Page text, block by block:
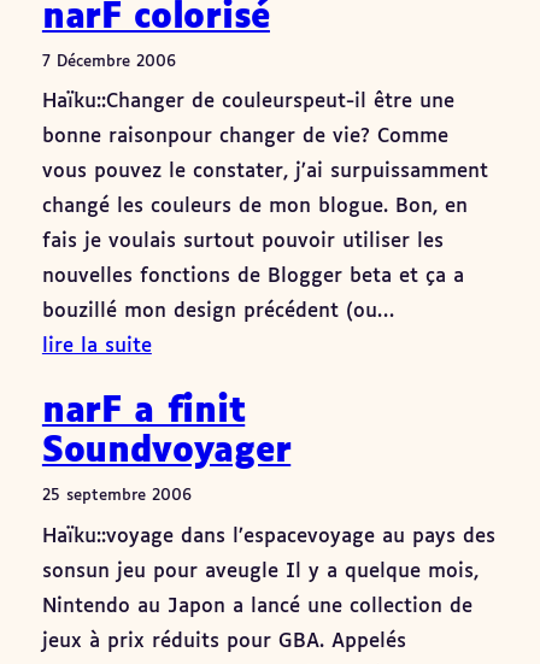
narF colorisé
7 Décembre 2006
Haïku::Changer de couleurspeut-il être une
bonne raisonpour changer de vie? Comme
vous pouvez le constater, j’ai surpuissamment
changé les couleurs de mon blogue. Bon, en
fais je voulais surtout pouvoir utiliser les
nouvelles fonctions de Blogger beta et ça a
bouzillé mon design précédent (ou…
lire la suite
narF a finit
Soundvoyager
25 septembre 2006
Haïku::voyage dans l’espacevoyage au pays des
sonsun jeu pour aveugle Il y a quelque mois,
Nintendo au Japon a lancé une collection de
jeux à prix réduits pour GBA. Appelés